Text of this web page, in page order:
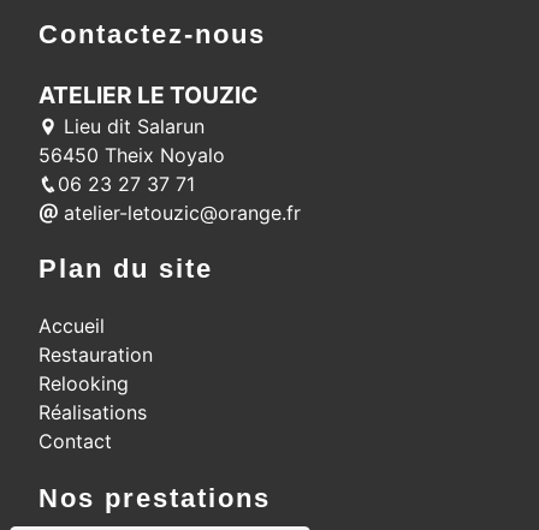
Contactez-nous
ATELIER LE TOUZIC
Lieu dit Salarun
56450 Theix Noyalo
06 23 27 37 71
atelier-letouzic@orange.fr
Plan du site
Accueil
Restauration
Relooking
Réalisations
Contact
Nos prestations